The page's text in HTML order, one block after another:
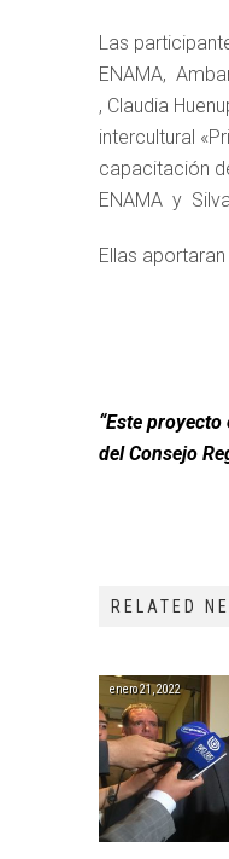
Las
ENAMA,
, Claudia
intercultural
capacitación
ENAMA y
Ellas
“Este
del Consejo
RELATED
enero 21, 2022